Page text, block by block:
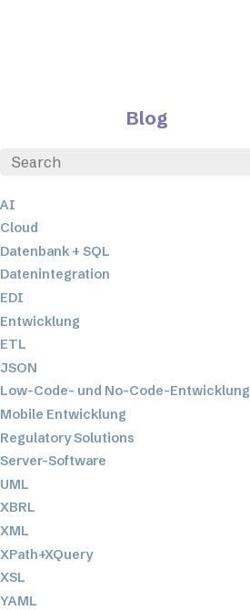
Blog
AI
Cloud
Datenbank + SQL
Datenintegration
EDI
Entwicklung
ETL
JSON
Low-Code- und No-Code-Entwicklung
Mobile Entwicklung
Regulatory Solutions
Server-Software
UML
XBRL
XML
XPath+XQuery
XSL
YAML